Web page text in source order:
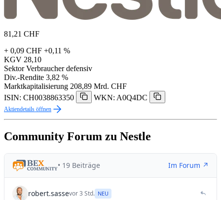
81,21 CHF
+ 0,09 CHF +0,11 %
KGV 28,10
Sektor Verbraucher defensiv
Div.-Rendite 3,82 %
Marktkapitalisierung 208,89 Mrd. CHF
ISIN: CH0038863350
WKN: A0Q4DC
Aktiendetails öffnen
Community Forum zu Nestle